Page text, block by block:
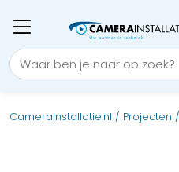
CameraInstallatie.nl / Projecten /